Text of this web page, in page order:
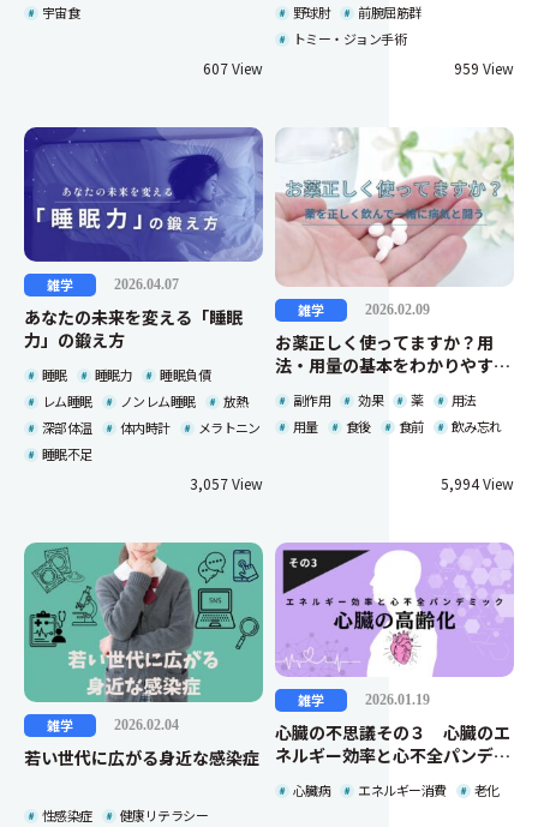
宇宙食
607
野球肘
前腕屈筋群
トミー・ジョン手術
959
雑学 2026.04.07
あなたの未来を変える「睡眠
力」の鍛え方
睡眠 睡眠力
睡眠負債
レム睡眠
ノンレム睡眠
放熱
深部体温
体内時計
メラトニン
睡眠不足
3,057
雑学 2026.02.09
お薬正しく使ってますか？用
法・用量の基本をわかりやすく
副作用 効果 薬
用法
用量
食後 食前 飲み忘れ
5,994
雑学 2026.02.04
若い世代に広がる身近な感染症
性感染症
健康リテラシー
雑学 2026.01.19
心臓の不思議その３ 心臓のエ
ネルギー効率と心不全パンデミ
― 心臓病 エネルギー消費 老化